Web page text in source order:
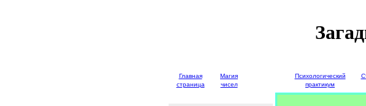
Главная
страница
Магия
чисел
Психологический
практикум